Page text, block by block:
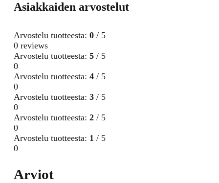
Asiakkaiden arvostelut
Arvostelu tuotteesta: 0 / 5
0 reviews
Arvostelu tuotteesta: 5 / 5
0
Arvostelu tuotteesta: 4 / 5
0
Arvostelu tuotteesta: 3 / 5
0
Arvostelu tuotteesta: 2 / 5
0
Arvostelu tuotteesta: 1 / 5
0
Arviot